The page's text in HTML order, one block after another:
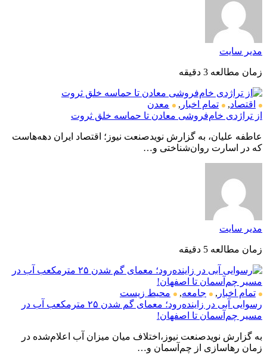
مدیر سایت
زمان مطالعه 3 دقیقه
اقتصاد, تمام اخبار ,
معدن
از تراژدی خام‌فروشی معادن تا حماسه خلق ثروت
عاطفه علیان، به گزارش نویدصنعت نیوز؛ اقتصاد ایران دهه‌هاست
که در اسارت روان‌شناختی و…
مدیر سایت
زمان مطالعه 5 دقیقه
تمام اخبار , جامعه,
محیط زیست
رسوایی آبی در زاینده‌رود؛ معمای گم شدن ۲۵ مترمکعب آب در
مسیر چم‌آسمان تا اصفهان!
به گزارش نویدصنعت نیوز،اختلاف میان میزان آب اعلام‌شده در
زمان رهاسازی از چم‌آسمان و…